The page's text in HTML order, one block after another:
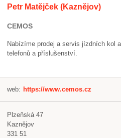
Petr Matějček (Kaznějov)
CEMOS
Nabízíme prodej a servis jízdních kol
telefonů a příslušenství.
web: https://www.cemos.cz
Plzeňská 47
Kaznějov
331 51